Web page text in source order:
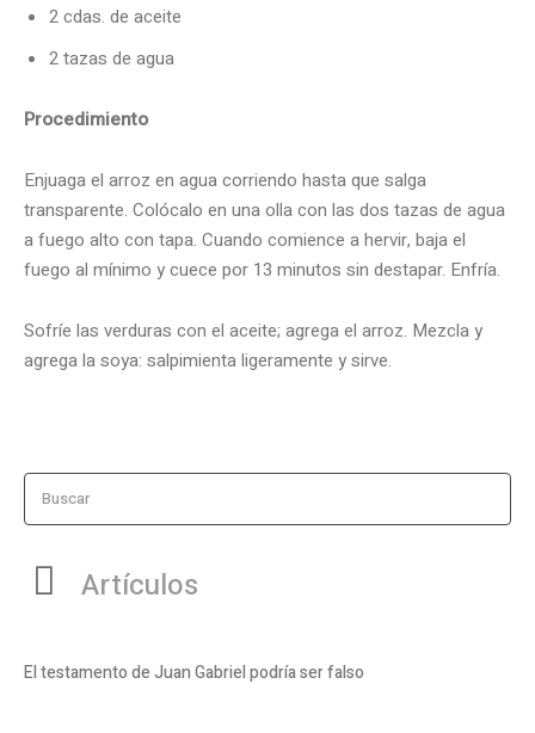
2 cdas. de aceite
2 tazas de agua
Procedimiento
Enjuaga el arroz en agua corriendo hasta que salga
transparente. Colócalo en una olla con las dos tazas de agua
a fuego alto con tapa. Cuando comience a hervir, baja el
fuego al mínimo y cuece por 13 minutos sin destapar. Enfría.
Sofríe las verduras con el aceite; agrega el arroz. Mezcla y
agrega la soya: salpimienta ligeramente y sirve.
Buscar
Artículos
El testamento de Juan Gabriel podría ser falso